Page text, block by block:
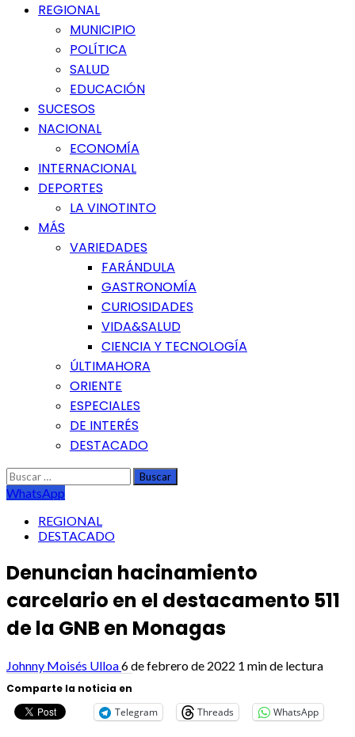
REGIONAL
MUNICIPIO
POLÍTICA
SALUD
EDUCACIÓN
SUCESOS
NACIONAL
ECONOMÍA
INTERNACIONAL
DEPORTES
LA VINOTINTO
MÁS
VARIEDADES
FARÁNDULA
GASTRONOMÍA
CURIOSIDADES
VIDA&SALUD
CIENCIA Y TECNOLOGÍA
ÚLTIMAHORA
ORIENTE
ESPECIALES
DE INTERÉS
DESTACADO
Buscar:
WhatsApp
REGIONAL
DESTACADO
Denuncian hacinamiento
carcelario en el destacamento 511
de la GNB en Monagas
Johnny Moisés Ulloa6 de febrero de 2022 1 min de lectura
Comparte la noticia en
Telegram
Threads WhatsApp